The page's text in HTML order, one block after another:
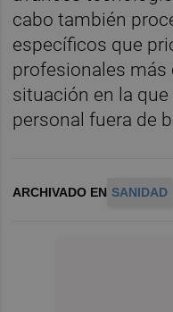
cabo también
específicos que
profesionales más
situación en la
personal fuera de
ARCHIVADO EN SANIDAD